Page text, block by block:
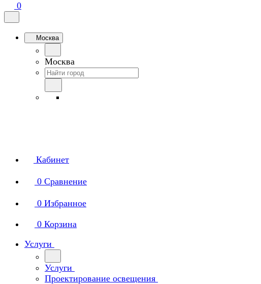
0
Москва
Москва
Кабинет
0 Сравнение
0 Избранное
0 Корзина
Услуги
Услуги
Проектирование освещения